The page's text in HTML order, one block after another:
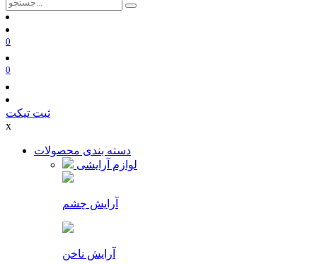
0
0
ثبت تیکت
x
دسته بندی محصولات
لوازم آرایشی
آرایش چشم
آرایش ناخن